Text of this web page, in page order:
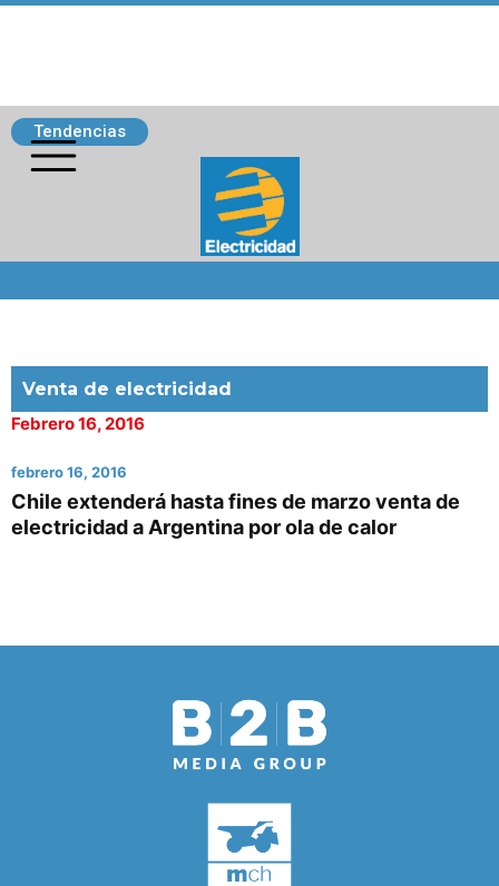
Tendencias
Venta de electricidad
Febrero 16, 2016
febrero 16, 2016
Chile extenderá hasta fines de marzo venta de
electricidad a Argentina por ola de calor